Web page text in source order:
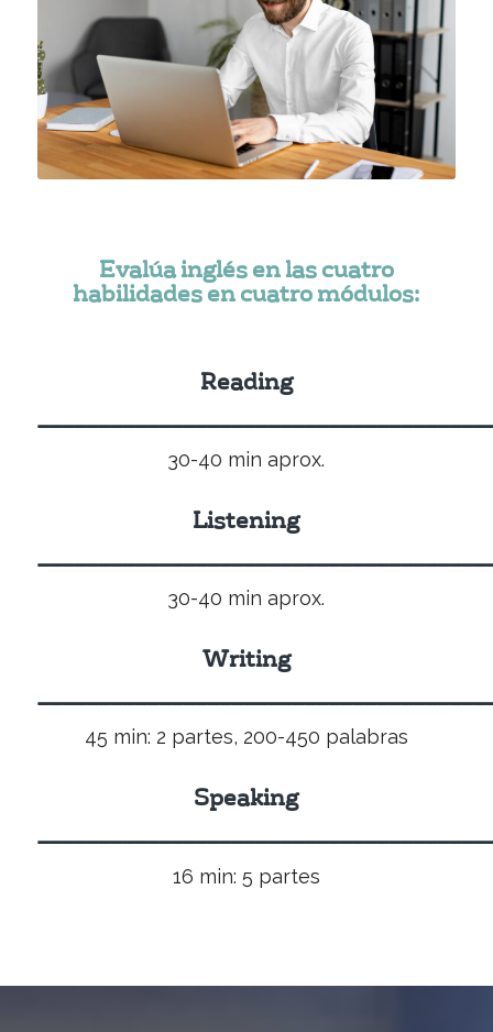
Evalúa inglés en las cuatro
habilidades en cuatro módulos:
Reading
30-40 min aprox.
Listening
30-40 min aprox.
Writing
45 min: 2 partes, 200-450 palabras
Speaking
16 min: 5 partes